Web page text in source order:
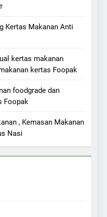
Kertas Makanan Anti
kertas makanan
kertas Foopak
foodgrade dan
Foopak
, Kemasan Makanan
Nasi